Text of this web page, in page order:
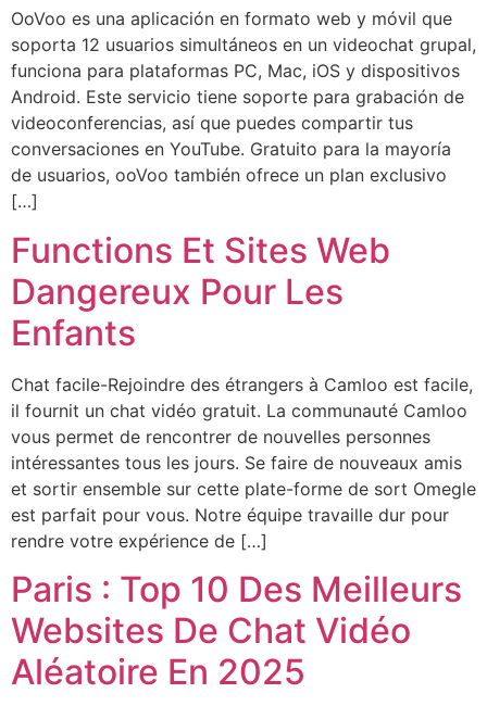
OoVoo es una aplicación en formato web y móvil que
soporta 12 usuarios simultáneos en un videochat grupal,
funciona para plataformas PC, Mac, iOS y dispositivos
Android. Este servicio tiene soporte para grabación de
videoconferencias, así que puedes compartir tus
conversaciones en YouTube. Gratuito para la mayoría
de usuarios, ooVoo también ofrece un plan exclusivo
[…]
Functions Et Sites Web
Dangereux Pour Les
Enfants
Chat facile-Rejoindre des étrangers à Camloo est facile,
il fournit un chat vidéo gratuit. La communauté Camloo
vous permet de rencontrer de nouvelles personnes
intéressantes tous les jours. Se faire de nouveaux amis
et sortir ensemble sur cette plate-forme de sort Omegle
est parfait pour vous. Notre équipe travaille dur pour
rendre votre expérience de […]
Paris : Top 10 Des Meilleurs
Websites De Chat Vidéo
Aléatoire En 2025